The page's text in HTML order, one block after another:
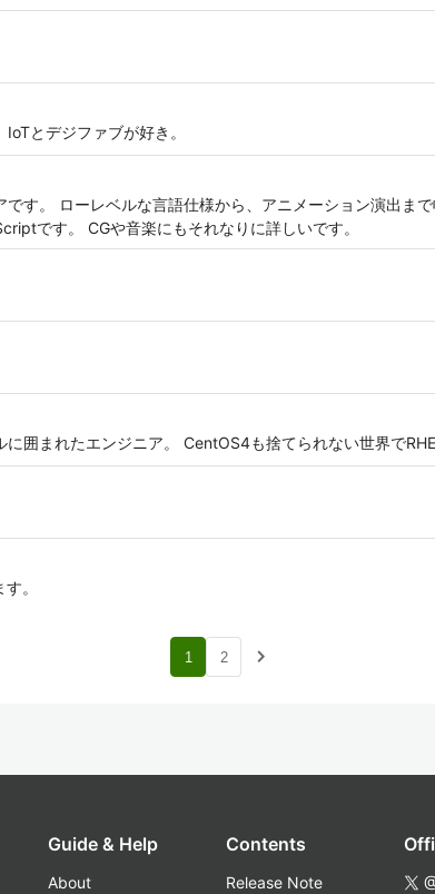
とデジファブが好き。
す。 ローレベルな言語仕様から、アニメーション演出ま
です。 CGや音楽にもそれなりに詳しいです。
囲まれたエンジニア。 CentOS4も捨てられない世界で
。
1 2 navigate_next
Guide & Help
About
Contents
Release Note